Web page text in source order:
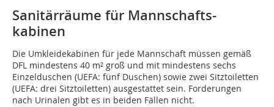
Sanitärräume für Mannschafts­
kabinen
Die Umkleidekabinen für jede Mannschaft müssen gemäß
DFL mindestens 40 m² groß und mit mindestens sechs
Einzelduschen (UEFA: fünf Duschen) sowie zwei Sitztoiletten
(UEFA: drei Sitztoiletten) ausgestattet sein. Forderungen
nach Urinalen gibt es in beiden Fällen nicht.